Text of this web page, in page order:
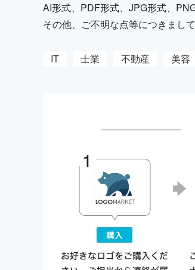
AI形式、PDF形式、JPG形式、
その他、ご不明な点等につきまし
IT 士業 不動産 美容